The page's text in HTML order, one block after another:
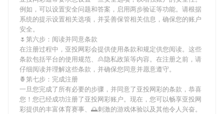
例如，可以设置安全问题和答案，启用两步验证等功能。请根据
系统的提示设置相关选项，并妥善保管相关信息，确保您的账户
安全。
🌷第六步：阅读并同意条款
在注册过程中，亚投网彩会提供使用条款和规定供您阅读。这些
条款包括平台的使用规范、🙎隐私政策等内容。在注册之前，请
仔细阅读并理解这些条款，并确保您同意并愿意遵守。
🍍第七步：完成注册
一旦您完成了所有必要的步骤，并同意了亚投网彩的条款，恭喜
您！您已经成功注册了亚投网彩账户。现在，您可以畅享亚投网
彩提供的丰富体育赛事、🌅刺激的游戏体验以及其他令人兴奋。